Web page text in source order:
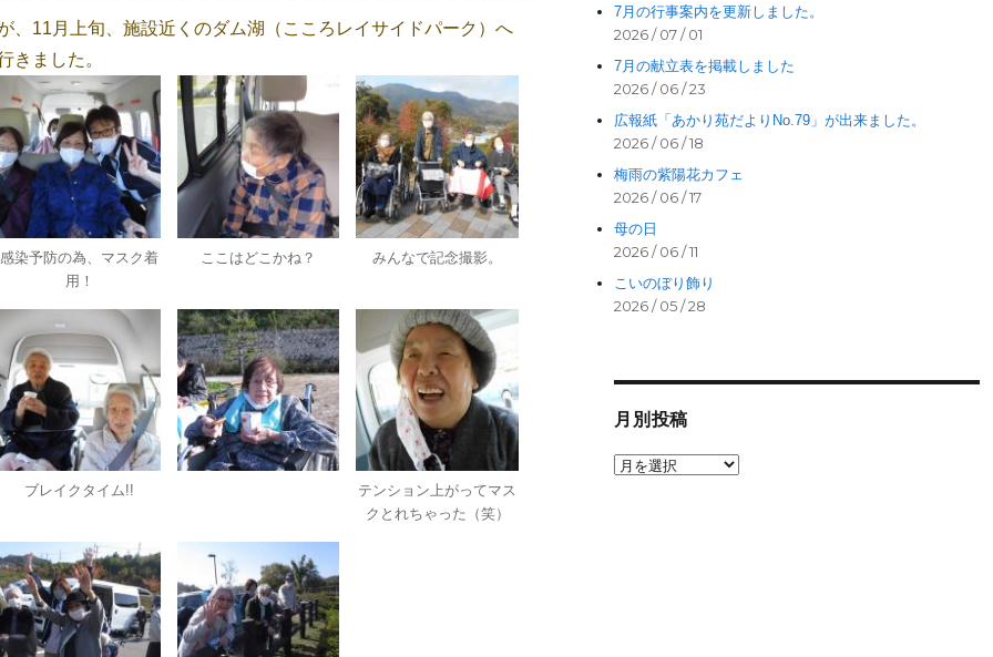
、11月上旬、施設近くのダム湖（こころレイサイドパーク）へ
きました。
感染予防の為、マスク着
用！
ここはどこかね？ みんなで記念撮影。
ブレイクタイム!!
テンション上がってマス
クとれちゃった（笑）
7月の行事案内を更新しました。
2026 / 07 / 01
7月の献立表を掲載しました
2026 / 06 / 23
広報紙「あかり苑だよりNo.79」が出来ました。
2026 / 06 / 18
梅雨の紫陽花カフェ
2026 / 06 / 17
母の日
2026 / 06 / 11
こいのぼり飾り
2026 / 05 / 28
月別投稿
月